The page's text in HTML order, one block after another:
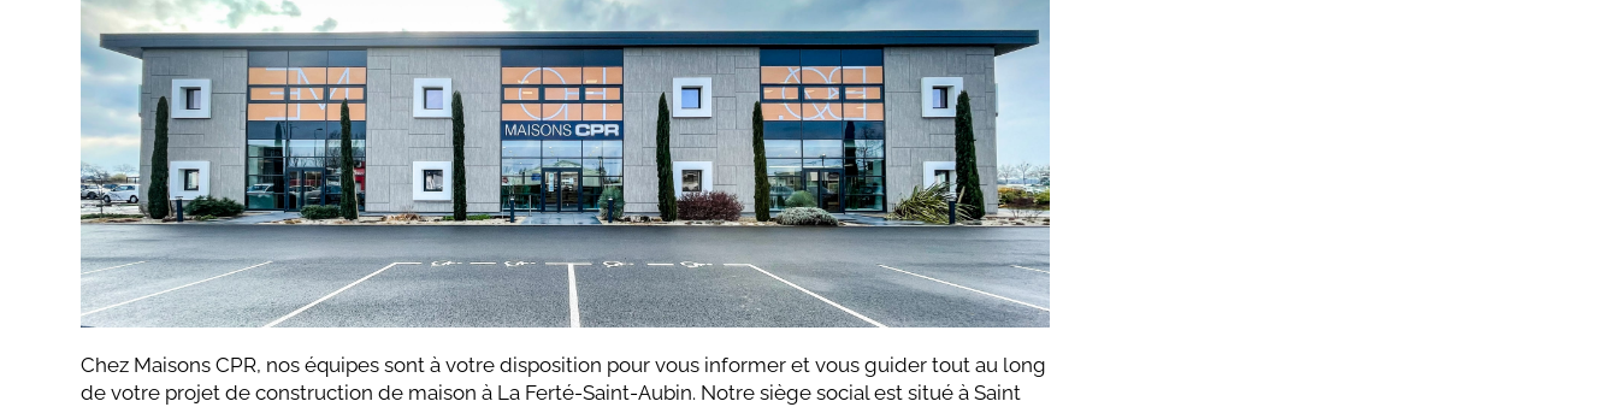
Chez Maisons CPR, nos équipes sont à votre disposition pour vous informer et vous guider tout au long
de votre projet de construction de maison à La Ferté-Saint-Aubin. Notre siège social est situé à Saint